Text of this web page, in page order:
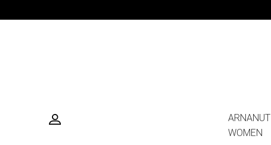
ARNANUT
WOMEN